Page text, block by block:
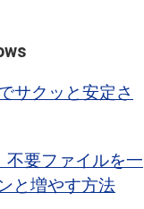
サクッと安定さ
不要ファイルを一
と増やす方法